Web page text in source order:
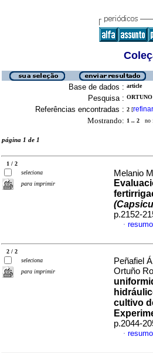
Base de dados : article
Pesquisa :
Referências encontradas : 2 [refinar
Mostrando: 1 .. 2 no
página 1 de 1
1 / 2
seleciona
para imprimir
Melanio
p.2152-
·
2 / 2
seleciona
para imprimir
Peñafiel
Ortuño
cultivo
p.2044-
·